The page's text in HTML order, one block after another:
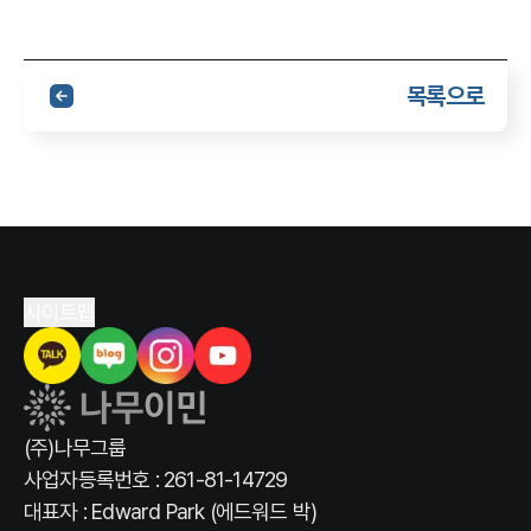
목록으로
(주)나무그룹
사업자등록번호 : 261-81-14729
대표자 : Edward Park (에드워드 박)